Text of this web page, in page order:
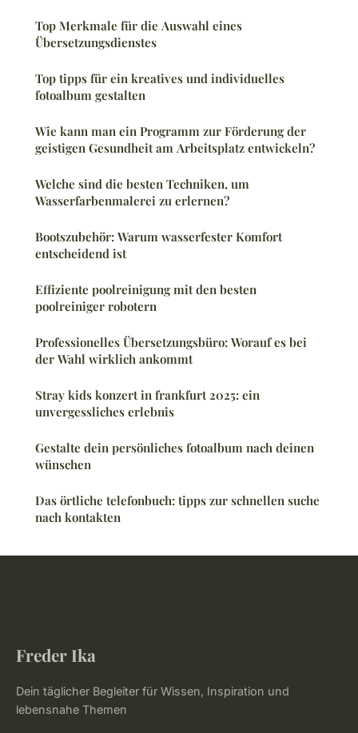
Top Merkmale für die Auswahl eines
Übersetzungsdienstes
Top tipps für ein kreatives und individuelles
fotoalbum gestalten
Wie kann man ein Programm zur Förderung der
geistigen Gesundheit am Arbeitsplatz entwickeln?
Welche sind die besten Techniken, um
Wasserfarbenmalerei zu erlernen?
Bootszubehör: Warum wasserfester Komfort
entscheidend ist
Effiziente poolreinigung mit den besten
poolreiniger robotern
Professionelles Übersetzungsbüro: Worauf es bei
der Wahl wirklich ankommt
Stray kids konzert in frankfurt 2025: ein
unvergessliches erlebnis
Gestalte dein persönliches fotoalbum nach deinen
wünschen
Das örtliche telefonbuch: tipps zur schnellen suche
nach kontakten
Freder Ika
Dein täglicher Begleiter für Wissen, Inspiration und
lebensnahe Themen